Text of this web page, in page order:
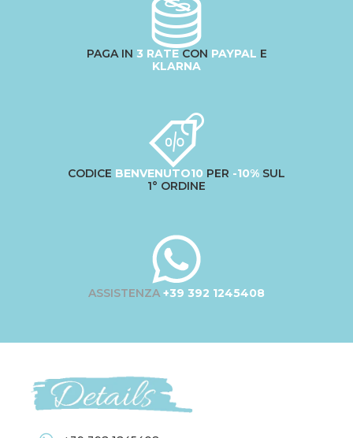
PAGA IN 3 RATECON PAYPAL E
KLARNA
CODICE BENVENUTO10 PER -10% SUL
1° ORDINE
ASSISTENZA +39 392 1245408